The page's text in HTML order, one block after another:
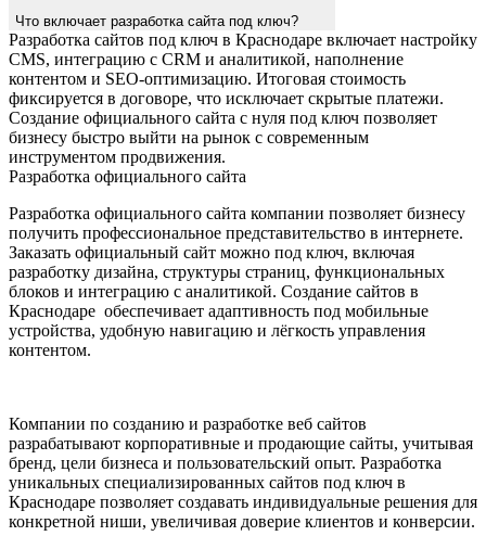
Что включает разработка сайта под ключ?
Разработка сайтов под ключ в Краснодаре включает настройку
CMS, интеграцию с CRM и аналитикой, наполнение
контентом и SEO-оптимизацию. Итоговая стоимость
фиксируется в договоре, что исключает скрытые платежи.
Создание официального сайта с нуля под ключ позволяет
бизнесу быстро выйти на рынок с современным
инструментом продвижения.
Разработка официального сайта
Разработка официального сайта компании позволяет бизнесу
получить профессиональное представительство в интернете.
Заказать официальный сайт можно под ключ, включая
разработку дизайна, структуры страниц, функциональных
блоков и интеграцию с аналитикой. Создание сайтов в
Краснодаре обеспечивает адаптивность под мобильные
устройства, удобную навигацию и лёгкость управления
контентом.
Компании по созданию и разработке веб сайтов
разрабатывают корпоративные и продающие сайты, учитывая
бренд, цели бизнеса и пользовательский опыт. Разработка
уникальных специализированных сайтов под ключ в
Краснодаре позволяет создавать индивидуальные решения для
конкретной ниши, увеличивая доверие клиентов и конверсии.